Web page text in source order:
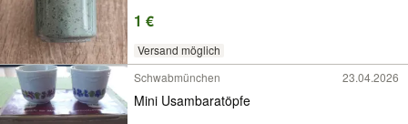
1 €
Versand möglich
Schwabmünchen
23.04.2026
Mini Usambaratöpfe